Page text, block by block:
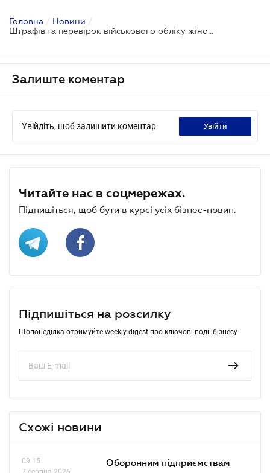
Головна / Новини /
Штрафів та перевірок військового обліку жінок протягом 2022 року не буде
Залиште коментар
Увійдіть, щоб залишити коментар увійти
Читайте нас в соцмережах.
Підпишіться, щоб бути в курсі усіх бізнес-новин.
Підпишіться на розсилку
Щопонеділка отримуйте weekly-digest про ключові події бізнесу
Схожі новини
09.15
Оборонним підприємствам